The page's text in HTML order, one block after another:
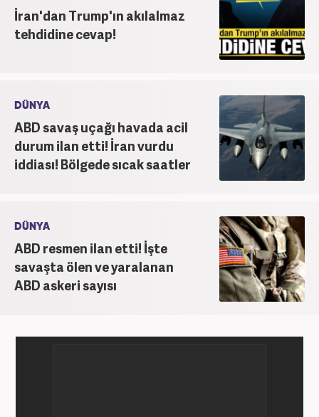
ekonomi kategorileri olmak üzere çok sayıda haber,
grafik ve video hazırladım. Kariyerime Haber7'de
gündem editörü olarak devam etmekteyim.
İran'dan Trump'ın akılalmaz
tehdidine cevap!
DÜNYA
ABD savaş uçağı havada acil
durum ilan etti! İran vurdu
iddiası! Bölgede sıcak saatler
DÜNYA
ABD resmen ilan etti! İşte
savaşta ölen ve yaralanan
ABD askeri sayısı